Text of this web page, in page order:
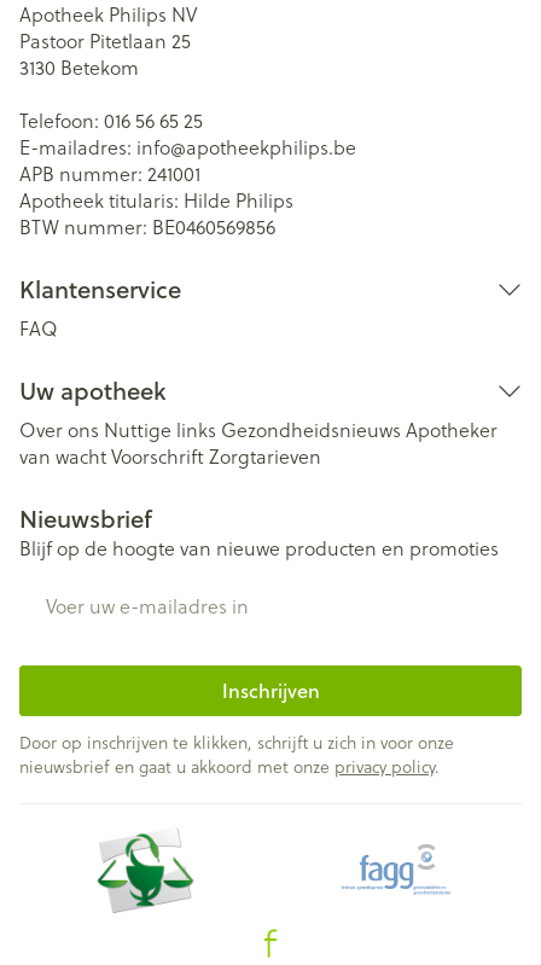
Apotheek Philips NV
Pastoor Pitetlaan 25
3130 Betekom
Telefoon: 016 56 65 25
E-mailadres: info@apotheekphilips.be
APB nummer: 241001
Apotheek titularis: Hilde Philips
BTW nummer: BE0460569856
Klantenservice
FAQ
Uw apotheek
Over ons Nuttige links Gezondheidsnieuws Apotheker
van wachtVoorschriftZorgtarieven
Nieuwsbrief
Blijf op de hoogte van nieuwe producten en promoties
Inschrijven
Door op inschrijven te klikken, schrijft u zich in voor onze
nieuwsbrief en gaat u akkoord met onze privacy policy.